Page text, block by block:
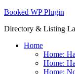
Skip
content
Booked WP Plugin
Directory & Listing
Home
Home:
Home:
Home: